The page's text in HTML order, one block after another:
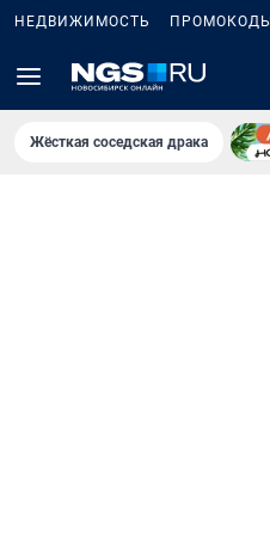
НЕДВИЖИМОСТЬ ПРОМОКОДЫ
Жёсткая соседская драка